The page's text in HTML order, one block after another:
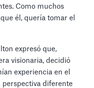
Como muchos
él, quería tomar el
expresó que,
visionaria, decidió
experiencia en el
diferente